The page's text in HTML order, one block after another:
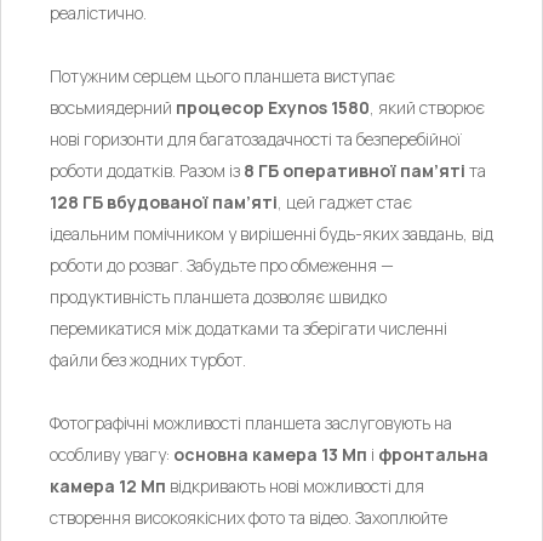
реалістично.
Потужним серцем цього планшета виступає
восьмиядерний процесор Exynos 1580, який створює
нові горизонти для багатозадачності та безперебійної
роботи додатків. Разом із 8 ГБ оперативної пам’яті та
128 ГБ вбудованої пам’яті, цей гаджет стає
ідеальним помічником у вирішенні будь-яких завдань, від
роботи до розваг. Забудьте про обмеження —
продуктивність планшета дозволяє швидко
перемикатися між додатками та зберігати численні
файли без жодних турбот.
Фотографічні можливості планшета заслуговують на
особливу увагу: основна камера 13 Мп і фронтальна
камера 12 Мп відкривають нові можливості для
створення високоякісних фото та відео. Захоплюйте